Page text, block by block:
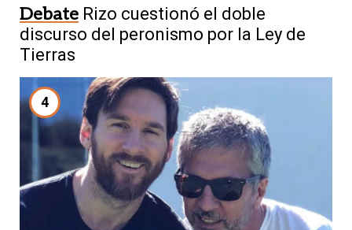
Debate Rizo cuestionó el doble
discurso del peronismo por la Ley de
Tierras
4